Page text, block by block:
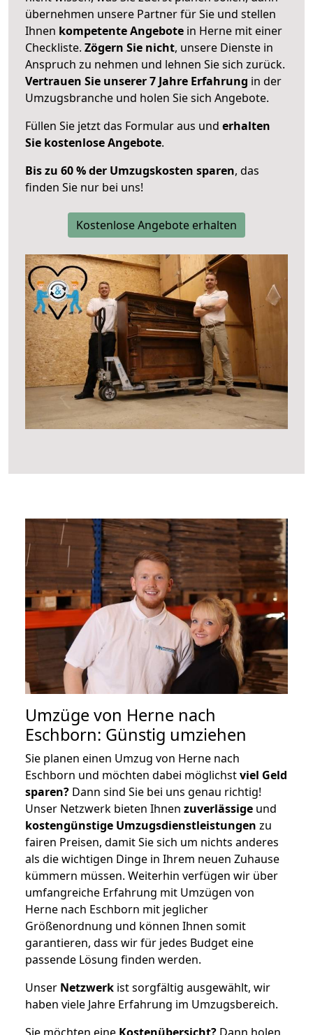
übernehmen unsere Partner für Sie und stellen
Ihnen kompetente Angebote in Herne mit einer
Checkliste. Zögern Sie nicht, unsere Dienste in
Anspruch zu nehmen und lehnen Sie sich zurück.
Vertrauen Sie unserer 7 Jahre Erfahrung in der
Umzugsbranche und holen Sie sich Angebote.
Füllen Sie jetzt das Formular aus und erhalten
Sie kostenlose Angebote.
Bis zu 60 % der Umzugskosten sparen, das
finden Sie nur bei uns!
Kostenlose Angebote erhalten
Umzüge von Herne nach
Eschborn: Günstig umziehen
Sie planen einen Umzug von Herne nach
Eschborn und möchten dabei möglichstviel Geld
sparen? Dann sind Sie bei uns genau richtig!
Unser Netzwerk bieten Ihnen zuverlässige und
kostengünstige Umzugsdienstleistungen zu
fairen Preisen, damit Sie sich um nichts anderes
als die wichtigen Dinge in Ihrem neuen Zuhause
kümmern müssen. Weiterhin verfügen wir über
umfangreiche Erfahrung mit Umzügen von
Herne nach Eschborn mit jeglicher
Größenordnung und können Ihnen somit
garantieren, dass wir für jedes Budget eine
passende Lösung finden werden.
Unser Netzwerk ist sorgfältig ausgewählt, wir
haben viele Jahre Erfahrung im Umzugsbereich.